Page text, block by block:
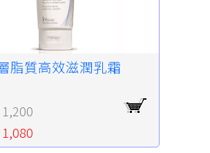
脂質高效滋潤乳霜